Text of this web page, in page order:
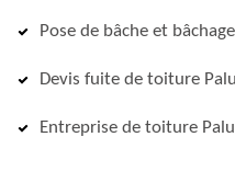
Pose de bâche et
Devis fuite de toiture
Entreprise de toiture